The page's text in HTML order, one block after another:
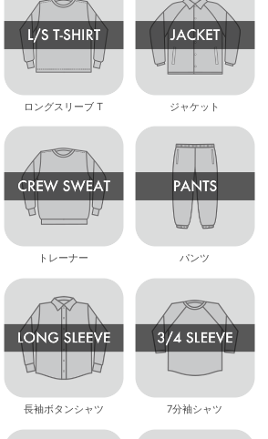
ロングスリーブ T ジャケット
トレーナー パンツ
長袖ボタンシャツ 7分袖シャツ